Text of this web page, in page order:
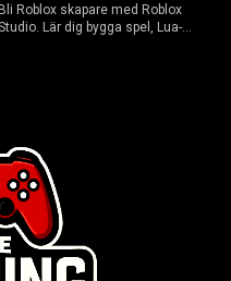
Roblox skapare med Roblox
Lär dig bygga spel, Lua-